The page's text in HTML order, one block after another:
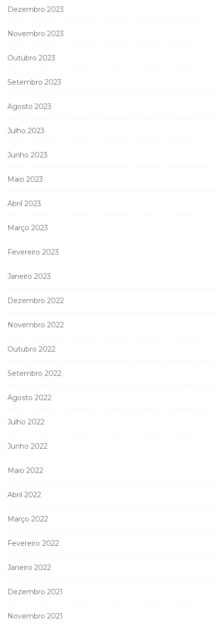
Dezembro 2023
Novembro 2023
Outubro 2023
Setembro 2023
Agosto 2023
Julho 2023
Junho 2023
Maio 2023
Abril 2023
Março 2023
Fevereiro 2023
Janeiro 2023
Dezembro 2022
Novembro 2022
Outubro 2022
Setembro 2022
Agosto 2022
Julho 2022
Junho 2022
Maio 2022
Abril 2022
Março 2022
Fevereiro 2022
Janeiro 2022
Dezembro 2021
Novembro 2021